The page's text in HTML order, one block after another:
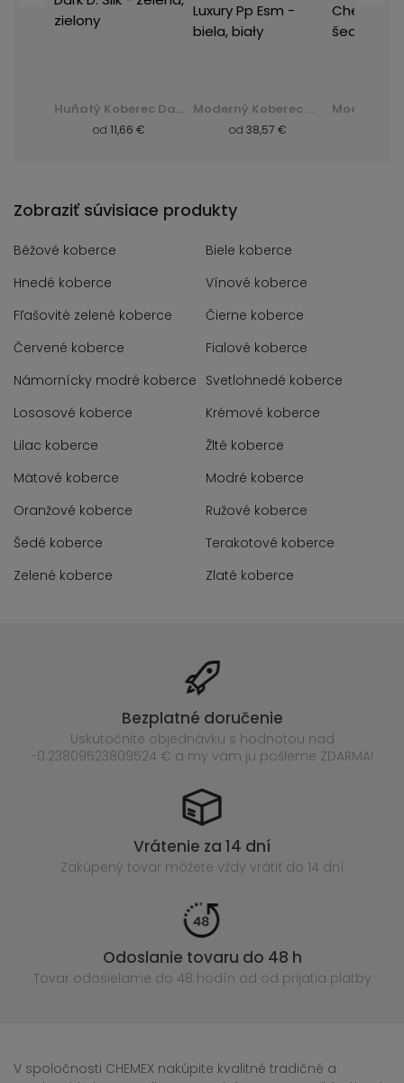
Huňatý Koberec Dark D. Silk - zelená, zielony
od 11,66 €
Moderný Koberec Q710A Luxury Pp Esm - biela, biały
od 38,57 €
Zobraziť súvisiace produkty
Béžové koberce
Biele koberce
Hnedé koberce
Vínové koberce
Fľašovité zelené koberce
Čierne koberce
Červené koberce
Fialové koberce
Námornícky modré koberce Svetlohnedé koberce
Lososové koberce
Krémové koberce
Lilac koberce
Žlté koberce
Mätové koberce
Modré koberce
Oranžové koberce
Ružové koberce
Šedé koberce
Terakotové koberce
Zelené koberce
Zlaté koberce
Bezplatné doručenie
Uskutočnite objednávku s hodnotou nad
-0.23809523809524 € a my vám ju pošleme ZDARMA!
Vrátenie za 14 dní
Zakúpený tovar môžete vždy vrátiť do 14 dní
Odoslanie tovaru do 48 h
Tovar odosielame do 48 hodín od od prijatia platby
V spoločnosti CHEMEX nakúpite kvalitné tradičné a